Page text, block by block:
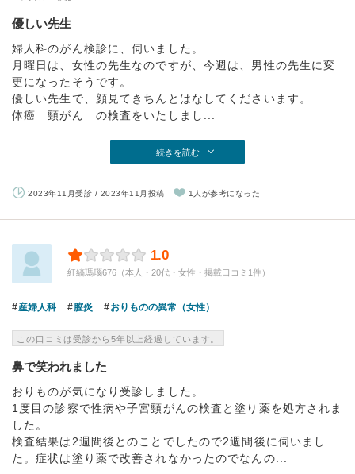
優しい先生
婦人科のがん検診に、伺いました。
月曜日は、女性の先生なのですが、今週は、男性の先生に変
更になったそうです。
優しい先生で、顔見てきちんとはなしてくださいます。
体癌 頸がん の検査をいたしまし...
続きを読む
2023年11月受診 / 2023年11月投稿 1人が参考になった
1.0
紅縞瑪瑙676（本人・20代・女性・掲載口コミ1件）
産婦人科 膣炎 おりものの異常（女性）
この口コミは受診から5年以上経過しています。
鼻で笑われました
おりものが気になり受診しました。
1度目の診察で性病や子宮頸がんの検査と塗り薬を処方されま
した。
検査結果は2週間後とのことでしたので2週間後に伺いまし
た。症状は塗り薬で改善されなかったのでなんの...